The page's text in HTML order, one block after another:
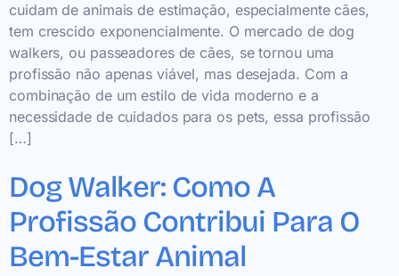
cuidam de animais de estimação, especialmente cães,
tem crescido exponencialmente. O mercado de dog
walkers, ou passeadores de cães, se tornou uma
profissão não apenas viável, mas desejada. Com a
combinação de um estilo de vida moderno e a
necessidade de cuidados para os pets, essa profissão
[…]
Dog Walker: Como A
Profissão Contribui Para O
Bem-Estar Animal